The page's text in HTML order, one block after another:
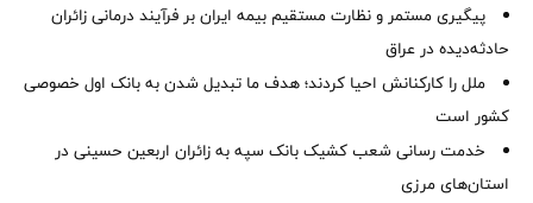
پیگیری مستمر و نظارت مستقیم بیمه ایران بر فرآیند درمانی زائران
حادثه‌دیده در عراق
ملل را کارکنانش احیا کردند؛ هدف ما تبدیل شدن به بانک اول خصوصی
کشور است
خدمت رسانی شعب کشیک بانک سپه به زائران اربعین حسینی در
استان‌‌های مرزی